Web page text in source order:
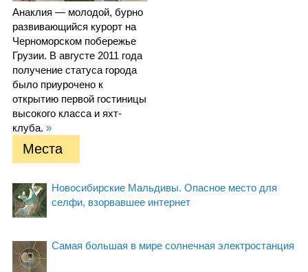
Анаклия — молодой, бурно
развивающийся курорт на
Черноморском побережье
Грузии. В августе 2011 года
получение статуса города
было приурочено к
открытию первой гостиницы
высокого класса и яхт-
клуба. »
Места
Новосибирские Мальдивы. Опасное место для
селфи, взорвавшее интернет
Самая большая в мире солнечная электростанция